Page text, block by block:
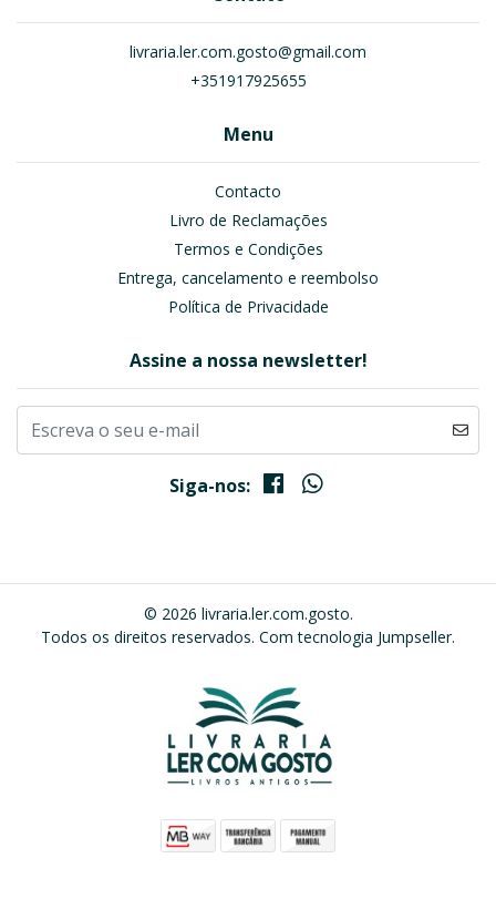
livraria.ler.com.gosto@gmail.com
+351917925655
Menu
Contacto
Livro de Reclamações
Termos e Condições
Entrega, cancelamento e reembolso
Política de Privacidade
Assine a nossa newsletter!
Siga-nos:
© 2026 livraria.ler.com.gosto.
Todos os direitos reservados. Com tecnologia Jumpseller.